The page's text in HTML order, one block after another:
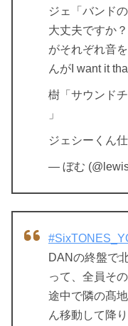
ジェ「バンド
大丈夫ですか
がそれぞれ音
んがI want it
樹「サウンド
」
ジェシーくん
— ぼむ
DANの終盤で
って、全員そ
途中で隣の髙
ん移動して降